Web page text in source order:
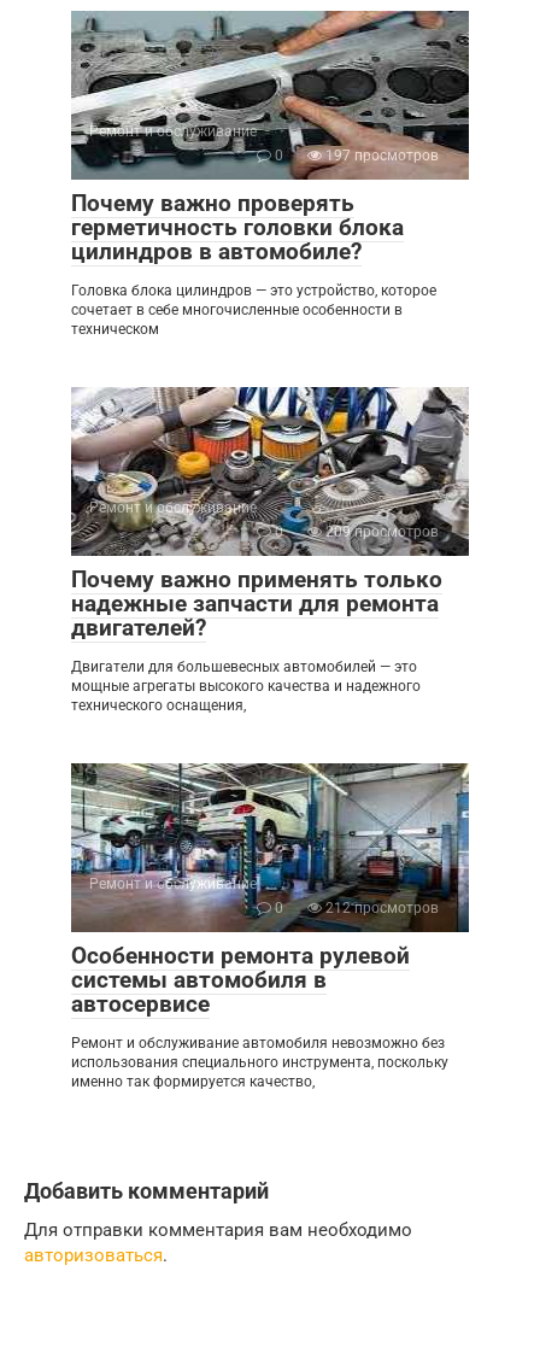
Ремонт и обслуживание
0
197 просмотров
Почему важно проверять
герметичность головки блока
цилиндров в автомобиле?
Головка блока цилиндров — это устройство, которое
сочетает в себе многочисленные особенности в
техническом
Ремонт и обслуживание
0
209 просмотров
Почему важно применять только
надежные запчасти для ремонта
двигателей?
Двигатели для большевесных автомобилей — это
мощные агрегаты высокого качества и надежного
технического оснащения,
Ремонт и обслуживание
0
212 просмотров
Особенности ремонта рулевой
системы автомобиля в
автосервисе
Ремонт и обслуживание автомобиля невозможно без
использования специального инструмента, поскольку
именно так формируется качество,
Добавить комментарий
Для отправки комментария вам необходимо
авторизоваться.